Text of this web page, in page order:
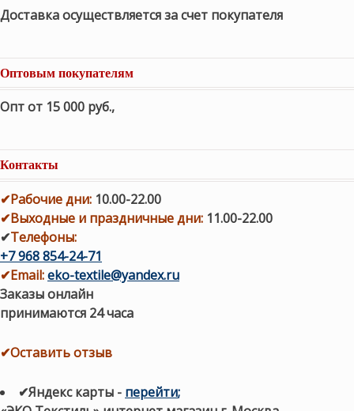
Доставка осуществляется за счет покупателя
Оптовым покупателям
Опт от 15 000 руб.,
Контакты
✔Рабочие дни: 10.00-22.00
✔Выходные и праздничные дни: 11.00-22.00
✔Телефоны:
+7 968 854-24-71
✔Email:eko-textile@yandex.ru
Заказы онлайн
принимаются 24 часа
✔Оставить отзыв
✔Яндекс карты - перейти;